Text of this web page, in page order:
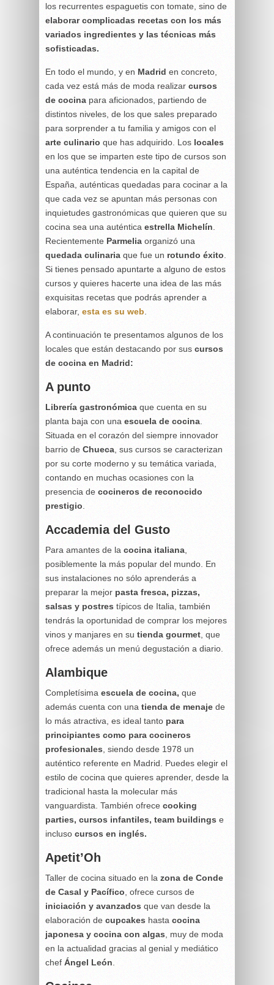
los recurrentes espaguetis con tomate, sino de
elaborar complicadas recetas con los más
variados ingredientes y las técnicas más
sofisticadas.
En todo el mundo, y en Madrid en concreto,
cada vez está más de moda realizar cursos
de cocina para aficionados, partiendo de
distintos niveles, de los que sales preparado
para sorprender a tu familia y amigos con el
arte culinario que has adquirido. Los locales
en los que se imparten este tipo de cursos son
una auténtica tendencia en la capital de
España, auténticas quedadas para cocinar a la
que cada vez se apuntan más personas con
inquietudes gastronómicas que quieren que su
cocina sea una auténtica estrella Michelín
Recientemente Parmelia organizó una
quedada culinaria que fue un rotundo éxito
Si tienes pensado apuntarte a alguno de estos
cursos y quieres hacerte una idea de las más
exquisitas recetas que podrás aprender a
elaborar, esta es su web
A continuación te presentamos algunos de los
locales que están destacando por sus cursos
de cocina en Madrid:
A punto
Librería gastronómica que cuenta en su
planta baja con una escuela de cocina
Situada en el corazón del siempre innovador
barrio de Chueca , sus cursos se caracterizan
por su corte moderno y su temática variada,
contando en muchas ocasiones con la
presencia de cocineros de reconocido
prestigio
Accademia del Gusto
Para amantes de la cocina italiana
posiblemente la más popular del mundo. En
sus instalaciones no sólo aprenderás a
preparar la mejor pasta fresca, pizzas,
salsas y postres típicos de Italia, también
tendrás la oportunidad de comprar los mejores
vinos y manjares en su tienda gourmet , que
ofrece además un menú degustación a diario.
Alambique
Completísima escuela de cocina, que
además cuenta con una tienda de menaje de
lo más atractiva, es ideal tanto para
principiantes como para cocineros
profesionales , siendo desde 1978 un
auténtico referente en Madrid. Puedes elegir el
estilo de cocina que quieres aprender, desde la
tradicional hasta la molecular más
vanguardista. También ofrece cooking
parties, cursos infantiles, team buildings e
incluso cursos en inglés.
Apetit’Oh
Taller de cocina situado en la zona de Conde
de Casal y Pacífico , ofrece cursos de
iniciación y avanzados que van desde la
elaboración de cupcakes hasta cocina
japonesa y cocina con algas , muy de moda
en la actualidad gracias al genial y mediático
chef Ángel León